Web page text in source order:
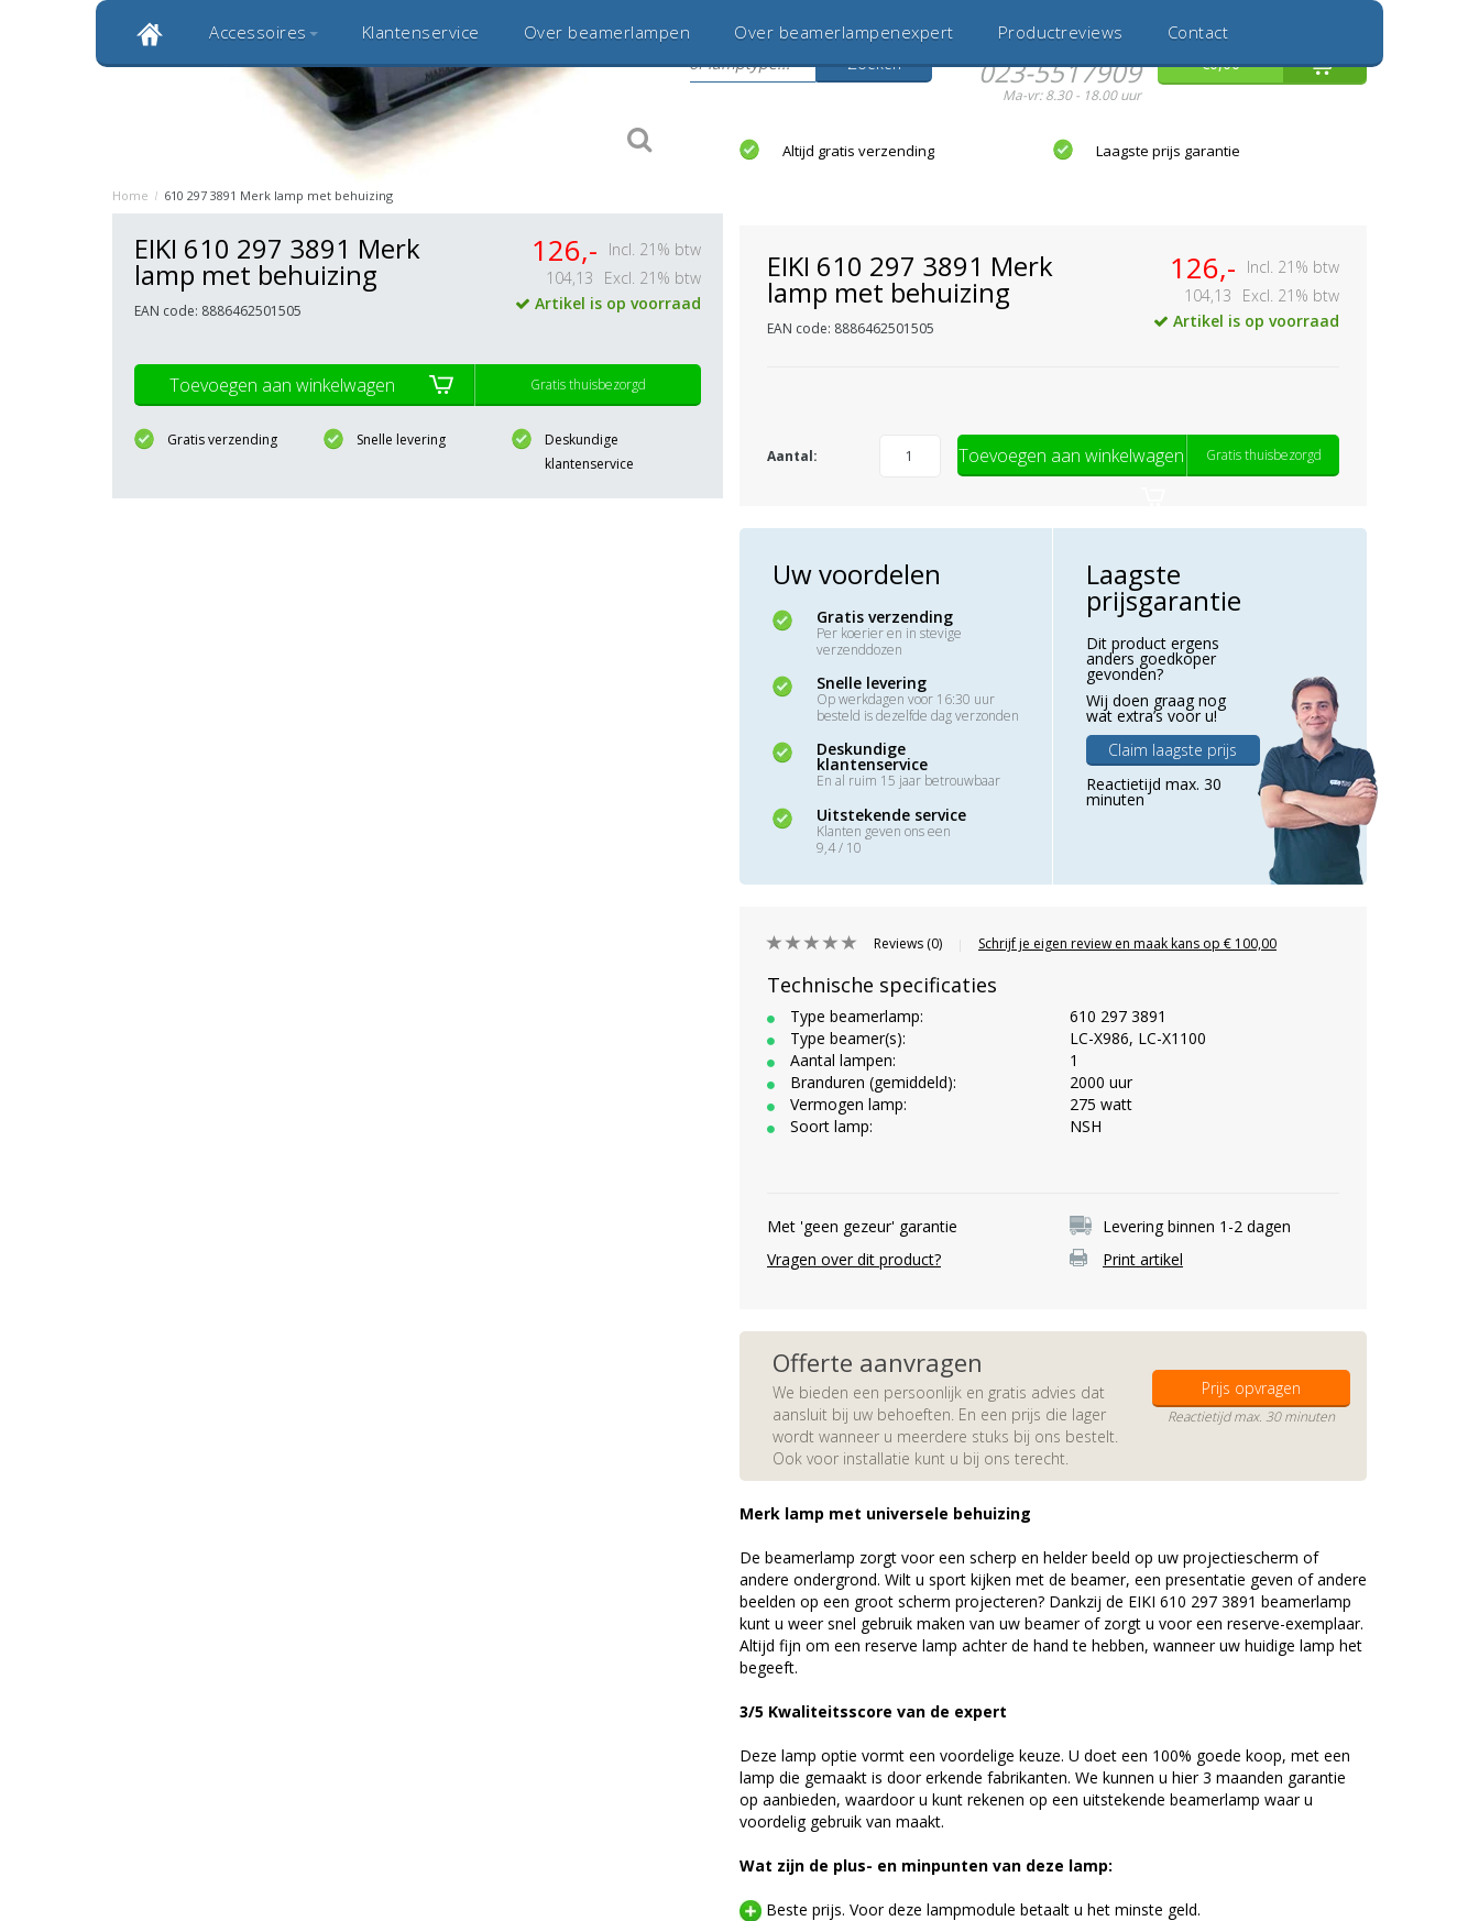
Inloggen
Klantbeoordeling 9,0
Bekijk alle 1000+ reviews
Zoeken
Hulp nodig?
023-5517909
Ma-vr: 8.30 - 18.00 uur
€0,00
Accessoires Klantenservice Over beamerlampen Over beamerlampenexpert Productreviews Contact
Originele kwaliteitsproducten 20 jaar betrouwbaar en ervaren Altijd gratis verzending Laagste prijs garantie
Home / 610 297 3891 Merk lamp met behuizing
EIKI 610 297 3891 Merk
lamp met behuizing
EAN code: 8886462501505
126,-
Incl. 21% btw
104,13
Excl. 21% btw
Artikel is op voorraad
Toevoegen aan winkelwagen Gratis thuisbezorgd
Gratis verzending Snelle levering
Deskundige
klantenservice
EIKI 610 297 3891 Merk
lamp met behuizing
EAN code: 8886462501505
126,-
Incl. 21% btw
104,13
Excl. 21% btw
Artikel is op voorraad
Aantal: Toevoegen aan winkelwagen Gratis thuisbezorgd
Uw voordelen
Gratis verzending
Per koerier en in stevige
verzenddozen
Snelle levering
Op werkdagen voor 16:30 uur
besteld is dezelfde dag verzonden
Deskundige
klantenservice
En al ruim 15 jaar betrouwbaar
Uitstekende service
Klanten geven ons een
9,4 / 10
Laagste
prijsgarantie
Dit product ergens
anders goedkoper
gevonden?
Wij doen graag nog
wat extra’s voor u!
Claim laagste prijs
Reactietijd max. 30
minuten
Reviews (0) Schrijf je eigen review en maak kans op € 100,00
Technische specificaties
Type beamerlamp:
610 297 3891
Type beamer(s):
LC-X986, LC-X1100
Aantal lampen:
1
Branduren (gemiddeld):
2000 uur
Vermogen lamp:
275 watt
Soort lamp:
NSH
Met 'geen gezeur' garantie
Levering binnen 1-2 dagen
Vragen over dit product?
Print artikel
Offerte aanvragen
We bieden een persoonlijk en gratis advies dat
aansluit bij uw behoeften. En een prijs die lager
wordt wanneer u meerdere stuks bij ons bestelt.
Ook voor installatie kunt u bij ons terecht.
Prijs opvragen
Reactietijd max. 30 minuten
Merk lamp met universele behuizing
De beamerlamp zorgt voor een scherp en helder beeld op uw projectiescherm of
andere ondergrond. Wilt u sport kijken met de beamer, een presentatie geven of andere
beelden op een groot scherm projecteren? Dankzij de EIKI 610 297 3891 beamerlamp
kunt u weer snel gebruik maken van uw beamer of zorgt u voor een reserve-exemplaar.
Altijd fijn om een reserve lamp achter de hand te hebben, wanneer uw huidige lamp het
begeeft.
3/5 Kwaliteitsscore van de expert
Deze lamp optie vormt een voordelige keuze. U doet een 100% goede koop, met een
lamp die gemaakt is door erkende fabrikanten. We kunnen u hier 3 maanden garantie
op aanbieden, waardoor u kunt rekenen op een uitstekende beamerlamp waar u
voordelig gebruik van maakt.
Wat zijn de plus- en minpunten van deze lamp:
Beste prijs. Voor deze lampmodule betaalt u het minste geld.